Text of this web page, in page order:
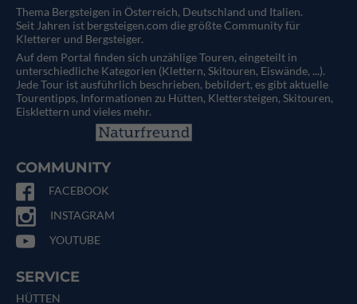
Thema Bergsteigen in Österreich, Deutschland und Italien.
Seit Jahren ist bergsteigen.com die größte Community für
Kletterer und Bergsteiger.
Auf dem Portal finden sich unzählige Touren, eingeteilt in
unterschiedliche Kategorien (Klettern, Skitouren, Eiswände, ...).
Jede Tour ist ausführlich beschrieben, bebildert, es gibt aktuelle
Tourentipps, Informationen zu Hütten, Klettersteigen, Skitouren,
Eisklettern und vieles mehr.
COMMUNITY
FACEBOOK
INSTAGRAM
YOUTUBE
SERVICE
HÜTTEN